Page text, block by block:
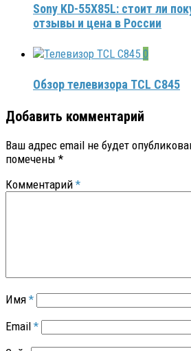
Sony KD-55X85L: стоит ли
отзывы и цена в России
0
Обзор телевизора TCL C845
Добавить комментарий
Ваш адрес email не будет
помечены *
Комментарий *
Имя *
Email *